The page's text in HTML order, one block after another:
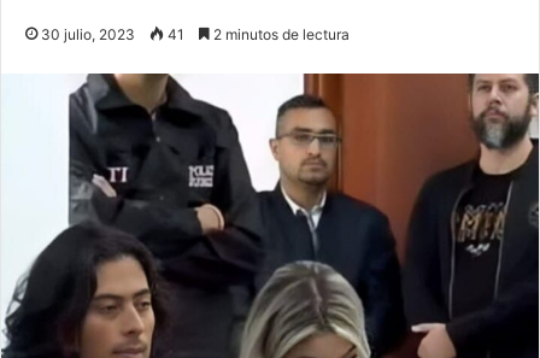
30 julio, 2023 41 2 minutos de lectura